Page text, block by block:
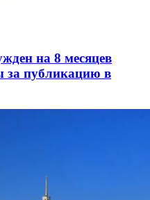
на 8 месяцев
за публикацию в